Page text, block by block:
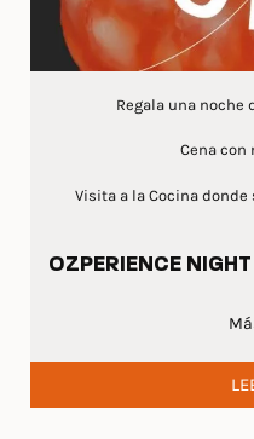
Regala una noche
Cena con
Visita a la Cocina
OZPERIENCE NIGHT